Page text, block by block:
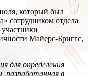
который был
сотрудником отдела
участники
Майерс-Бриггс,
для определения
разработанная в